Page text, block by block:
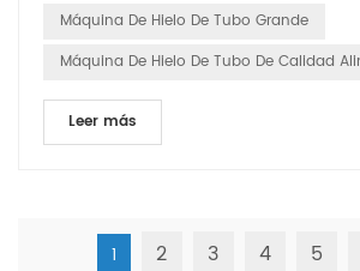
Máquina De Hielo De Tubo Grande
Máquina De Hielo De Tubo De Calidad
Leer más
1 2 3 4 5